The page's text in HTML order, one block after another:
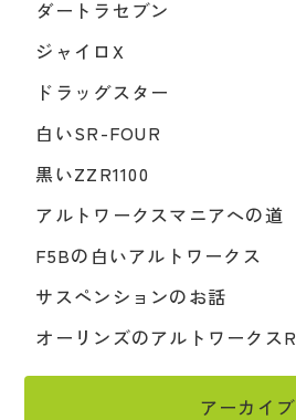
ダートラセブン
ジャイロX
ドラッグスター
白いSR-FOUR
黒いZZR1100
アルトワークスマニアへの道
F5Bの白いアルトワークス
サスペンションのお話
オーリンズのアルトワークスR
アーカイブ